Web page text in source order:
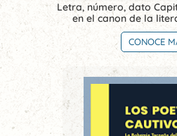
Letra, número, dato
en el canon de la
CONOCE